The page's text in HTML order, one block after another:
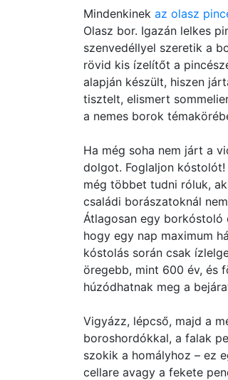
Mindenkinek az olasz
Olasz bor. Igazán lelkes
szenvedéllyel szeretik a
rövid kis ízelítőt a
alapján készült, hiszen
tisztelt, elismert
a nemes borok
Ha még soha nem járt a
dolgot. Foglaljon
még többet tudni róluk,
családi borászatoknál
Átlagosan egy borkóstoló
hogy egy nap maximum
kóstolás során csak
öregebb, mint 600 év, és
húzódhatnak meg a
Vigyázz, lépcső, majd a
boroshordókkal, a falak
szokik a homályhoz – ez
cellare avagy a fekete